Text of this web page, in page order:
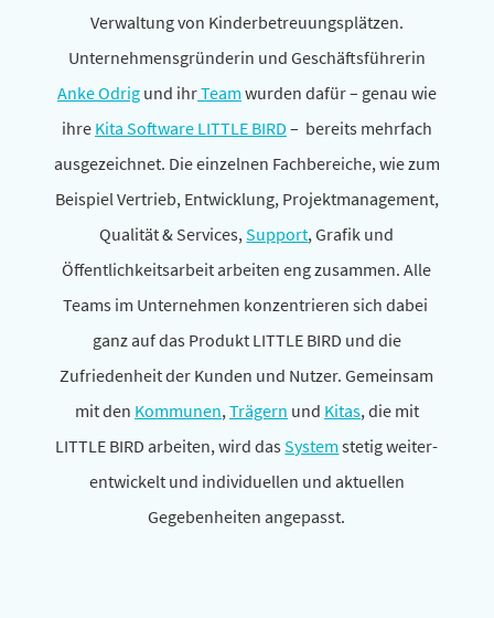
Verwaltung von Kinderbetreuungsplätzen.
Unternehmensgründerin und Geschäftsführerin
Anke Odrigund ihrTeam wurden dafür – genau wie
ihre Kita Software LITTLE BIRD – bereits mehr­fach
ausge­zeichnet. Die einzelnen Fachbereiche, wie zum
Beispiel Vertrieb, Entwicklung, Projektmanagement,
Qualität & Services,Support, Grafik und
Öffentlichkeitsarbeit arbeiten eng zusammen. Alle
Teams im Unternehmen konzen­trieren sich dabei
ganz auf das Produkt LITTLE BIRD und die
Zufriedenheit der Kunden und Nutzer. Gemeinsam
mit den Kommunen,Trägern und Kitas, die mit
LITTLE BIRD arbeiten, wird dasSystem stetig weiter­
ent­wi­ckelt und indi­vi­du­ellen und aktu­ellen
Gegebenheiten angepasst.